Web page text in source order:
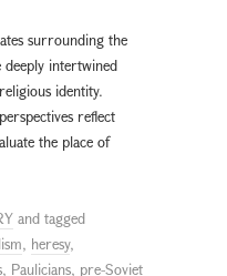
surrounding the
deeply intertwined
identity.
reflect
the place of
and tagged
, heresy,
, Paulicians, pre-Soviet